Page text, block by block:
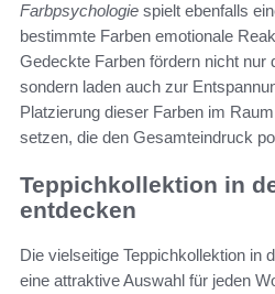
Farbpsychologie spielt ebenfalls
bestimmte Farben emotionale
Gedeckte Farben fördern nicht nur
sondern laden auch zur
Platzierung dieser Farben im
setzen, die den Gesamteindruck
Teppichkollektion in
entdecken
Die vielseitige Teppichkollektion in
eine attraktive Auswahl für jeden